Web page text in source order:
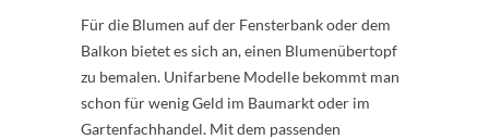
Für die Blumen auf der Fensterbank oder dem
Balkon bietet es sich an, einen Blumenübertopf
zu bemalen. Unifarbene Modelle bekommt man
schon für wenig Geld im Baumarkt oder im
Gartenfachhandel. Mit dem passenden